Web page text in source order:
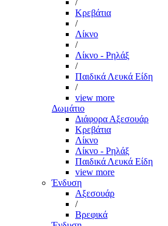
/
Κρεβάτια
/
Λίκνο
/
Λίκνο - Ρηλάξ
/
Παιδικά Λευκά Είδη
/
view more
Δωμάτιο
Διάφορα Αξεσουάρ
Κρεβάτια
Λίκνο
Λίκνο - Ρηλάξ
Παιδικά Λευκά Είδη
view more
Ένδυση
Αξεσουάρ
/
Βρεφικά